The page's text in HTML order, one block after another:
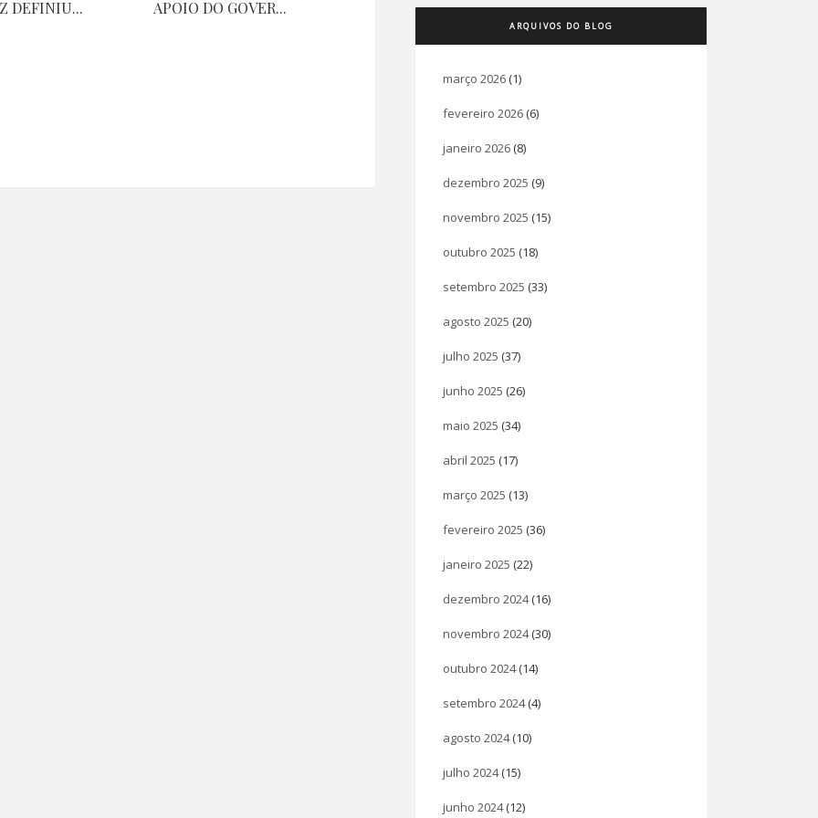
DEFINIU...
APOIO DO GOVER...
ARQUIVOS DO BLOG
março 2026 (1)
fevereiro 2026 (6)
janeiro 2026 (8)
dezembro 2025 (9)
novembro 2025 (15)
outubro 2025 (18)
setembro 2025 (33)
agosto 2025 (20)
julho 2025 (37)
junho 2025 (26)
maio 2025 (34)
abril 2025 (17)
março 2025 (13)
fevereiro 2025 (36)
janeiro 2025 (22)
dezembro 2024(16)
novembro 2024(30)
outubro 2024(14)
setembro 2024(4)
agosto 2024(10)
julho 2024(15)
junho 2024(12)